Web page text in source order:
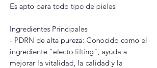
Es apto para todo tipo de pieles
Ingredientes Principales
- PDRN de alta pureza: Conocido como el
ingrediente "efecto lifting", ayuda a
mejorar la vitalidad, la calidad y la